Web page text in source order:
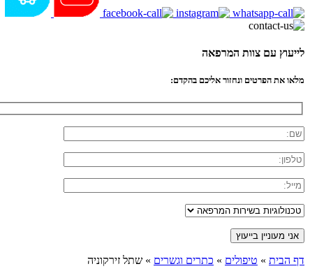
לייעוץ עם צוות המרפאה
מלאו את הפרטים ונחזור אליכם בהקדם:
דף הבית » טיפולים » כתרים וגשרים » שתל זירקוניה